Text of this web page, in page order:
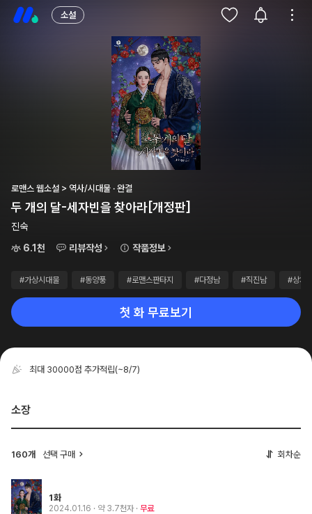
소설
로맨스 웹소설 > 역사/시대물 · 완결
두 개의 달-세자빈을 찾아라[개정판]
진숙
6.1천
리뷰작성 작품정보
#가상시대물 #동양풍 #로맨스판타지 #다정남 #직진남 #상처
첫 화 무료보기
최대 30000점 추가적립(~8/7)
소장
160개 선택 구매 회차순
1화
2024.01.16 · 약 3.7천자 무료